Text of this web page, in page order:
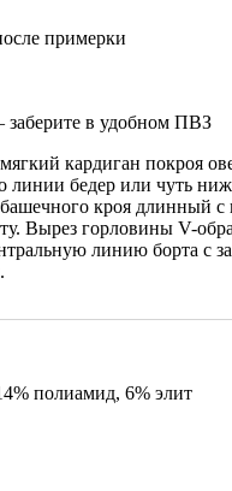
примерки
заберите в удобном ПВЗ
кардиган покроя
линии бедер или чуть
кроя длинный с
Вырез горловины V-
линию борта с
полиамид, 6% элит